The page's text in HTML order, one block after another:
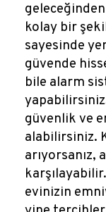
kolay bir
sayesinde
güvende
bile alarm
yapabilirsiniz.
güvenlik ve
alabilirsiniz.
arıyorsanız,
evinizin